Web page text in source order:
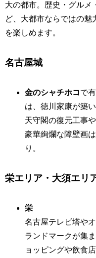
大の都市。歴史・グルメ
ど、大都市ならではの魅
を楽しめます。
名古屋城
金のシャチホコで
は、徳川家康が築
天守閣の復元工事
豪華絢爛な障壁画
り。
栄エリア・大須エリ
栄
名古屋テレビ塔や
ランドマークが集
ョッピングや飲食店